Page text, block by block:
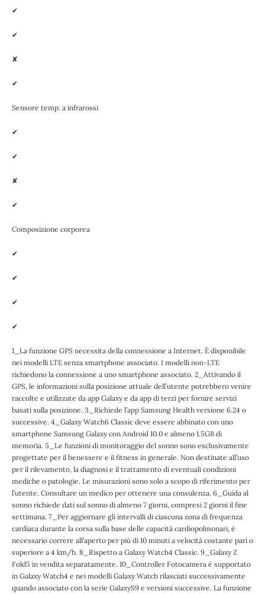
✔
✔
✘
✔
Sensore temp. a infrarossi
✔
✔
✘
✔
Composizione corporea
✔
✔
✔
✔
1_La funzione GPS necessita della connessione a Internet. È disponibile
nei modelli LTE senza smartphone associato. I modelli non-LTE
richiedono la connessione a uno smartphone associato. 2_Attivando il
GPS, le informazioni sulla posizione attuale dell’utente potrebbero venire
raccolte e utilizzate da app Galaxy e da app di terzi per fornire servizi
basati sulla posizione. 3_Richiede l’app Samsung Health versione 6.24 o
successive. 4_Galaxy Watch6 Classic deve essere abbinato con uno
smartphone Samsung Galaxy con Android 10.0 e almeno 1.5GB di
memoria. 5_Le funzioni di monitoraggio del sonno sono esclusivamente
progettate per il benessere e il fitness in generale. Non destinate all’uso
per il rilevamento, la diagnosi e il trattamento di eventuali condizioni
mediche o patologie. Le misurazioni sono solo a scopo di riferimento per
l’utente. Consultare un medico per ottenere una consulenza. 6_Guida al
sonno richiede dati sul sonno di almeno 7 giorni, compresi 2 giorni il fine
settimana. 7_Per aggiornare gli intervalli di ciascuna zona di frequenza
cardiaca durante la corsa sulla base delle capacità cardiopolmonari, è
necessario correre all’aperto per più di 10 minuti a velocità costante pari o
superiore a 4 km/h. 8_Rispetto a Galaxy Watch4 Classic. 9_Galaxy Z
Fold5 in vendita separatamente. 10_Controller Fotocamera è supportato
in Galaxy Watch4 e nei modelli Galaxy Watch rilasciati successivamente
quando associato con la serie GalaxyS9 e versioni successive. La funzione